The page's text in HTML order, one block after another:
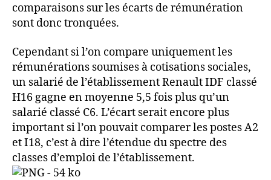
comparaisons sur les écarts de rémunération
sont donc tronquées.
Cependant si l’on compare uniquement les
rémunérations soumises à cotisations sociales,
un salarié de l’établissement Renault IDF classé
H16 gagne en moyenne 5,5 fois plus qu’un
salarié classé C6. L’écart serait encore plus
important si l’on pouvait comparer les postes A2
et I18, c’est à dire l’étendue du spectre des
classes d’emploi de l’établissement.